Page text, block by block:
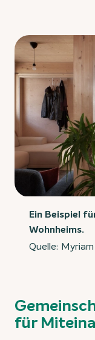
Ein Beispiel
Wohnheims.
Quelle:
für